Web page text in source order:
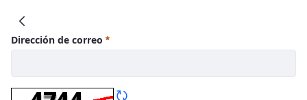
Dirección de correo